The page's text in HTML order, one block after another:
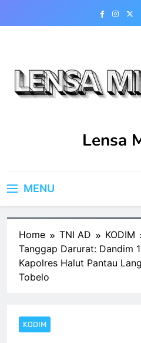
Lensa
MENU
Home TNI AD
KODIM
Tanggap Darurat: Dandim
Kapolres Halut Pantau
Tobelo
KODIM